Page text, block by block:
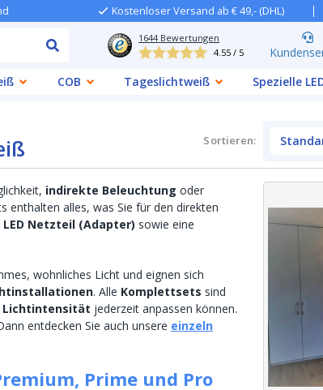
Kostenloser Versand ab € 49,- (DHL)
1644 Bewertungen
4.55 / 5
COB Tageslichtweiß Spezielle
Sortieren:
indirekte Beleuchtung oder
enthalten alles, was Sie für den direkten
LED Netzteil (Adapter) sowie eine
wohnliches Licht und eignen sich
. Alle Komplettsets sind
Lichtintensität jederzeit anpassen können.
entdecken Sie auch unsere einzeln
Prime und Pro